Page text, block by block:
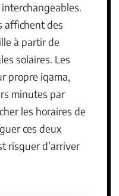
affichent des
à partir de
solaires. Les
propre iqama,
minutes par
les horaires de
ces deux
risquer d’arriver